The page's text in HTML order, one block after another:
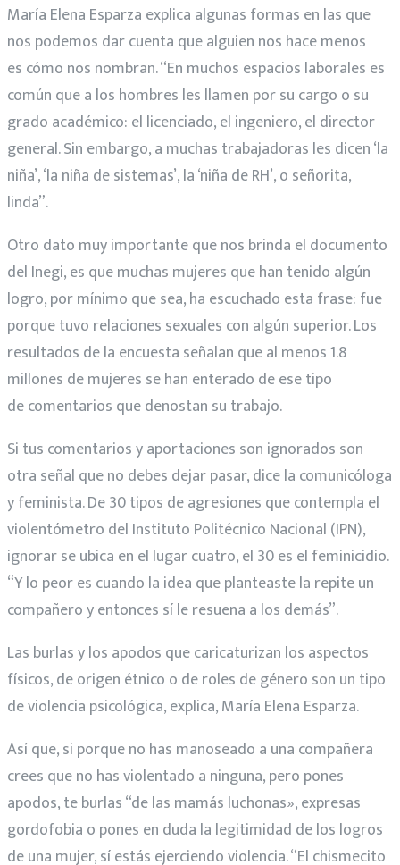
María Elena Esparza explica algunas formas en las que
nos podemos dar cuenta que alguien nos hace menos
es cómo nos nombran. “En muchos espacios laborales es
común que a los hombres les llamen por su cargo o su
grado académico: el licenciado, el ingeniero, el director
general. Sin embargo, a muchas trabajadoras les dicen ‘la
niña’, ‘la niña de sistemas’, la ‘niña de RH’, o señorita,
linda”.
Otro dato muy importante que nos brinda el documento
del Inegi, es que muchas mujeres que han tenido algún
logro, por mínimo que sea, ha escuchado esta frase: fue
porque tuvo relaciones sexuales con algún superior. Los
resultados de la encuesta señalan que al menos 1.8
millones de mujeres se han enterado de ese tipo
de comentarios que denostan su trabajo.
Si tus comentarios y aportaciones son ignorados son
otra señal que no debes dejar pasar, dice la comunicóloga
y feminista. De 30 tipos de agresiones que contempla el
violentómetro del Instituto Politécnico Nacional (IPN),
ignorar se ubica en el lugar cuatro, el 30 es el feminicidio.
“Y lo peor es cuando la idea que planteaste la repite un
compañero y entonces sí le resuena a los demás”.
Las burlas y los apodos que caricaturizan los aspectos
físicos, de origen étnico o de roles de género son un tipo
de violencia psicológica, explica, María Elena Esparza.
Así que, si porque no has manoseado a una compañera
crees que no has violentado a ninguna, pero pones
apodos, te burlas “de las mamás luchonas», expresas
gordofobia o pones en duda la legitimidad de los logros
de una mujer, sí estás ejerciendo violencia. “El chismecito